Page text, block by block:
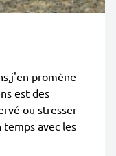
promène
est des
ou stresser
avec les